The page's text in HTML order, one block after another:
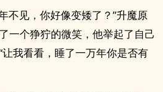
不见，你好像变矮了？”升魔原
一个狰狞的微笑，他举起了自己
我看看，睡了一万年你是否有